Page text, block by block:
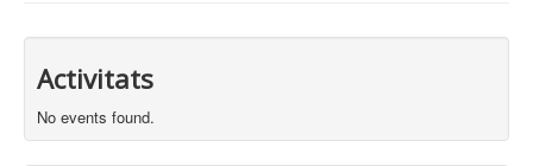
Activitats
No events found.